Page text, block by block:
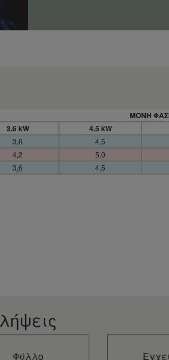
ΜΟΝH
3.6 kW 4.5 kW
3,6 4,5
4,2 5,0
3,6 4,5
λήψεις
Φύλλο